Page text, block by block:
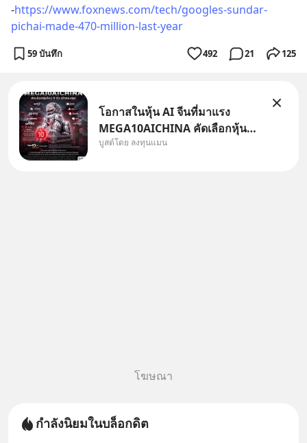
-https://www.foxnews.com/tech/googles-sundar-
pichai-made-470-million-last-year
59 บันทึก 492 21 125
โอกาสในหุ้น AI จีนที่มาแรง
MEGA10AICHINA คัดเลือกหุ้น
ใหม่ 9 ตัว เข้ากองทุน.. ครอบคลุม
บูสต์โดย ลงทุนแมน
โฆษณา
กำลังนิยมในบล็อกดิต